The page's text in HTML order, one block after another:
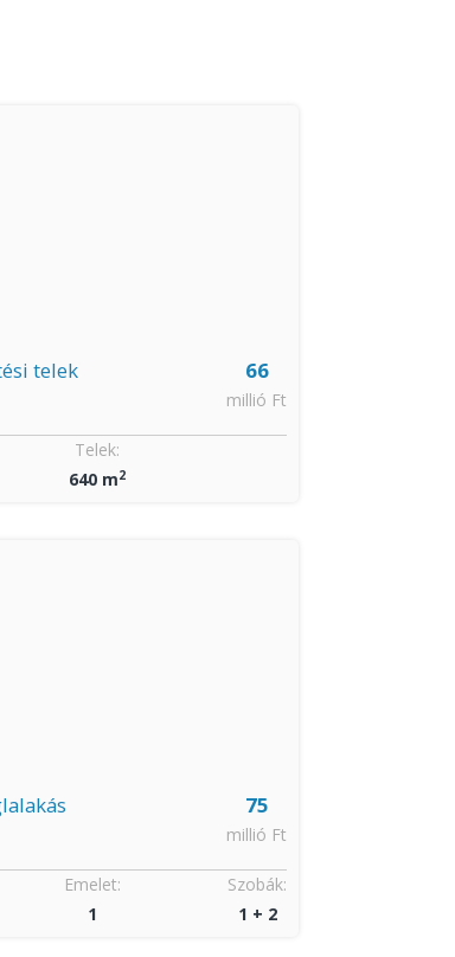
66
millió Ft
telek
Telek:
640 m2
75
millió Ft
Szobák:
1 + 2
Emelet:
1